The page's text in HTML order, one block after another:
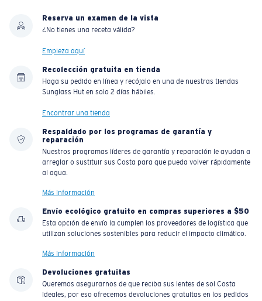
El policarbonato son las opciones de material para
lentes más livianas y duraderas
C-WALL®es un enlace molecular resistente a los
rayones
PATENTE DE EE. UU. N.º 7.506.977
Reserva un examen de la vista
¿No tienes una receta válida?
Empieza aquí
Recolección gratuita en tienda
Haga su pedido en línea y recójalo en una de nuestras tiendas
Sunglass Hut en solo 2 días hábiles.
Encontrar una tienda
Respaldado por los programas de garantía y
reparación
Nuestros programas líderes de garantía y reparación le ayudan a
arreglar o sustituir sus Costa para que pueda volver rápidamente
al agua.
Más información
Envío ecológico gratuito en compras superiores a $50
Esta opción de envío la cumplen los proveedores de logística que
utilizan soluciones sostenibles para reducir el impacto climático.
Más información
Devoluciones gratuitas
Queremos asegurarnos de que reciba sus lentes de sol Costa
ideales, por eso ofrecemos devoluciones gratuitas en los pedidos